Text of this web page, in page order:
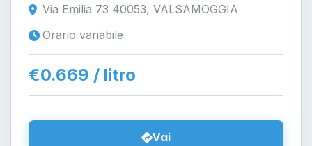
Via Emilia 73 40053, VALSAMOGGIA
Orario variabile
€0.669 / litro
Vai